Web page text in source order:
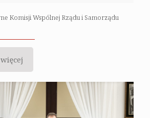
Komisji Wspólnej Rządu i Samorządu